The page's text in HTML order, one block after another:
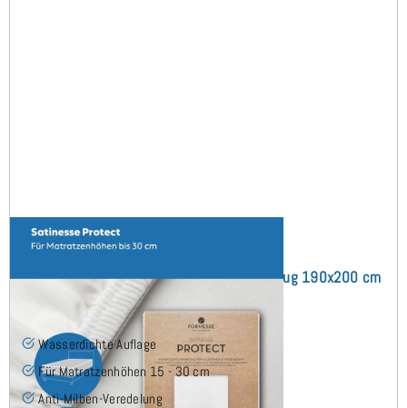
Satinesse Protect (bis 30 cm) Schonbezug 190x200 cm
Wasserdichte Auflage
Für Matratzenhöhen 15 - 30 cm
Anti-Milben-Veredelung